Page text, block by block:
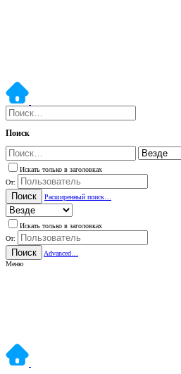
Поиск
Искать только в заголовках
От:
Поиск Расширенный поиск…
Искать только в заголовках
От:
Поиск
Advanced…
Меню